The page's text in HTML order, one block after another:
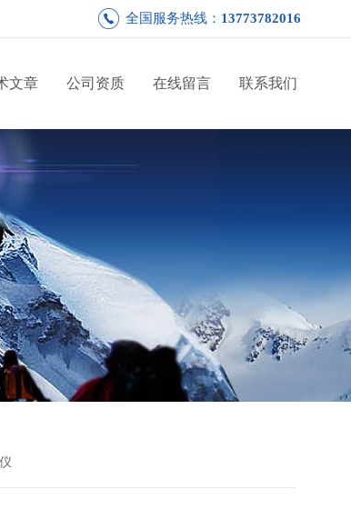
全国服务热线： 13773782016
文章 公司资质 在线留言 联系我们